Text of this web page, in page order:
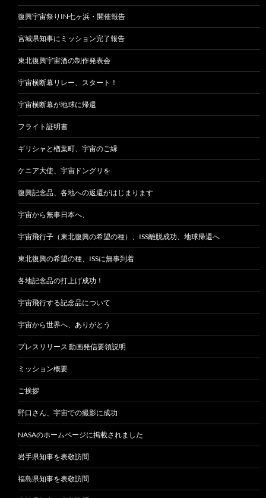
復興宇宙祭りIN七ヶ浜・開催報告
宮城県知事にミッション完了報告
東北復興宇宙酒の制作発表会
宇宙横断幕リレー、スタート！
宇宙横断幕が地球に帰還
フライト証明書
ギリシャと楢葉町、宇宙のご縁
ケニア大使、宇宙ドングリを
復興記念品、各地への返還がはじまります
宇宙から無事日本へ、
宇宙飛行子（東北復興の希望の種）、ISS離脱成功、地球帰還へ
東北復興の希望の種、ISSに無事到着
各地記念品の打上げ成功！
宇宙飛行する記念品について
宇宙から世界へ、ありがとう
プレスリリース 動画発信要領説明
ミッション概要
ご挨拶
野口さん、宇宙での撮影に成功
NASAのホームページに掲載されました
岩手県知事を表敬訪問
福島県知事を表敬訪問